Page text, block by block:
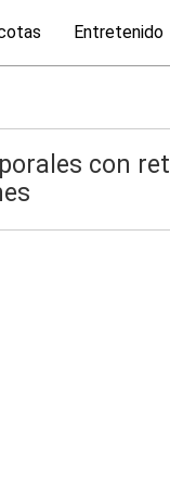
Entretenido
con